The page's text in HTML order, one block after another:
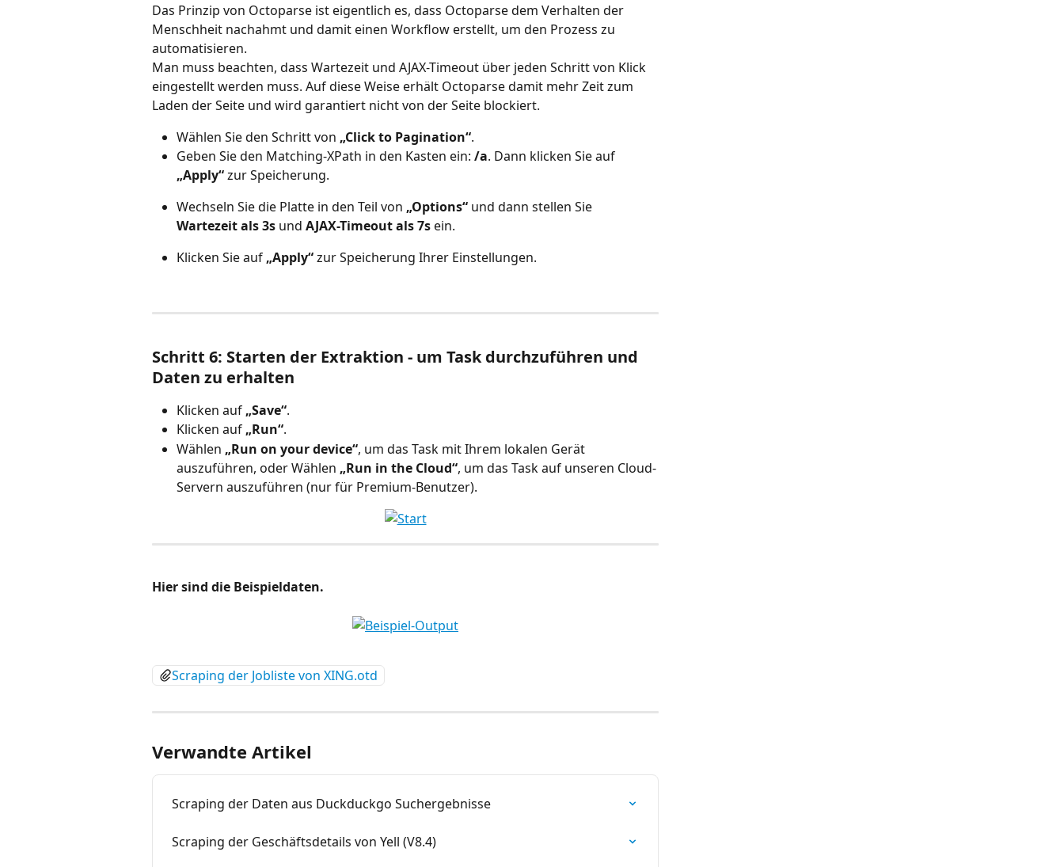
Das Prinzip von Octoparse ist eigentlich es, dass Octoparse dem Verhalten der
Menschheit nachahmt und damit einen Workflow erstellt, um den Prozess zu
automatisieren.
Man muss beachten, dass Wartezeit und AJAX-Timeout über jeden Schritt von Klick
eingestellt werden muss. Auf diese Weise erhält Octoparse damit mehr Zeit zum
Laden der Seite und wird garantiert nicht von der Seite blockiert.
Wählen Sie den Schritt von „Click to Pagination“.
Geben Sie den Matching-XPath in den Kasten ein: /a. Dann klicken Sie auf
„Apply“ zur Speicherung.
Wechseln Sie die Platte in den Teil von „Options“ und dann stellen Sie
Wartezeit als 3s und AJAX-Timeout als 7s ein.
Klicken Sie auf „Apply“ zur Speicherung Ihrer Einstellungen.
Schritt 6: Starten der Extraktion - um Task durchzuführen und
Daten zu erhalten
Klicken auf „Save“.
Klicken auf „Run“.
Wählen „Run on your device“, um das Task mit Ihrem lokalen Gerät
auszuführen, oder Wählen „Run in the Cloud“, um das Task auf unseren Cloud-
Servern auszuführen (nur für Premium-Benutzer).
Hier sind die Beispieldaten.
Scraping der Jobliste von XING.otd
Verwandte Artikel
Scraping der Daten aus Duckduckgo Suchergebnisse
Scraping der Geschäftsdetails von Yell (V8.4)